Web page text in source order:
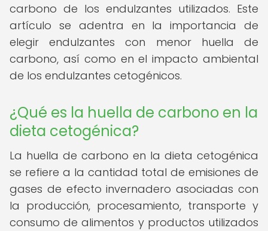
carbono de los endulzantes utilizados. Este
artículo se adentra en la importancia de
elegir endulzantes con menor huella de
carbono, así como en el impacto ambiental
de los endulzantes cetogénicos.
¿Qué es la huella de carbono en la
dieta cetogénica?
La huella de carbono en la dieta cetogénica
se refiere a la cantidad total de emisiones de
gases de efecto invernadero asociadas con
la producción, procesamiento, transporte y
consumo de alimentos y productos utilizados